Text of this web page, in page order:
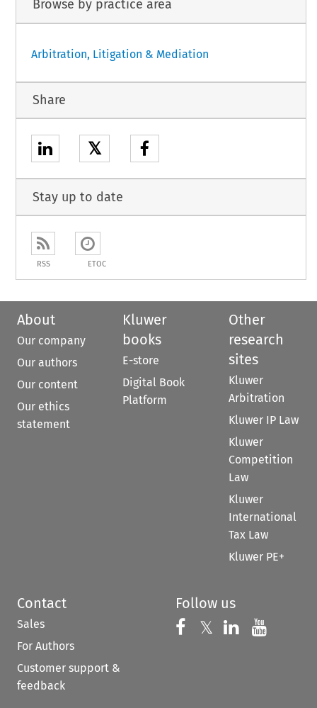
Browse by practice area
Arbitration, Litigation & Mediation
Share
𝕏
Stay up to date
RSS ETOC
About
Our company
Our authors
Our content
Our ethics
statement
Kluwer
books
E-store
Digital Book
Platform
Other
research
sites
Kluwer
Arbitration
Kluwer IP Law
Kluwer
Competition
Law
Kluwer
International
Tax Law
Kluwer PE+
Contact
Sales
For Authors
Customer support &
feedback
Follow us
Follow us on
𝕏 Follow us on
Follow us